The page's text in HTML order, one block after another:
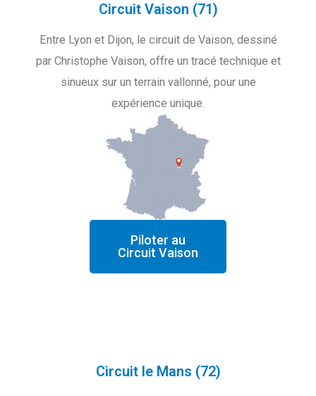
Circuit Vaison (71)
Entre Lyon et Dijon, le circuit de Vaison, dessiné
par Christophe Vaison, offre un tracé technique et
sinueux sur un terrain vallonné, pour une
expérience unique.
Piloter au
Circuit Vaison
Circuit le Mans (72)